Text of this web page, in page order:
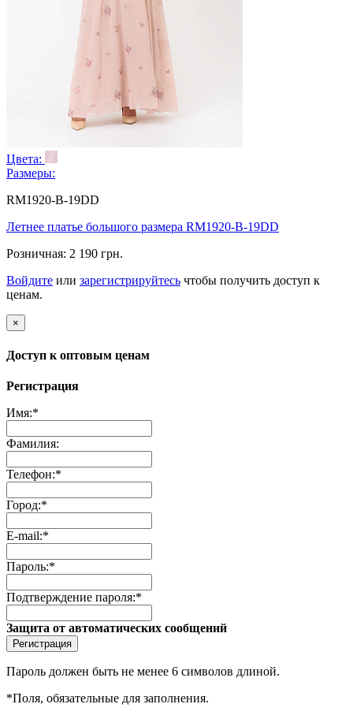
Цвета:
Размеры:
RM1920-B-19DD
Летнее платье большого размера RM1920-B-19DD
Розничная: 2 190 грн.
Войдите или зарегистрируйтесь чтобы получить доступ к
ценам.
×
Доступ к оптовым ценам
Регистрация
Имя:*
Фамилия:
Телефон:*
Город:*
E-mail:*
Пароль:*
Подтверждение пароля:*
Защита от автоматических сообщений
Пароль должен быть не менее 6 символов длиной.
*Поля, обязательные для заполнения.